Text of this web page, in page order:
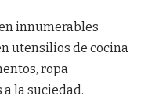
innumerables
utensilios de cocina
ropa
la suciedad.